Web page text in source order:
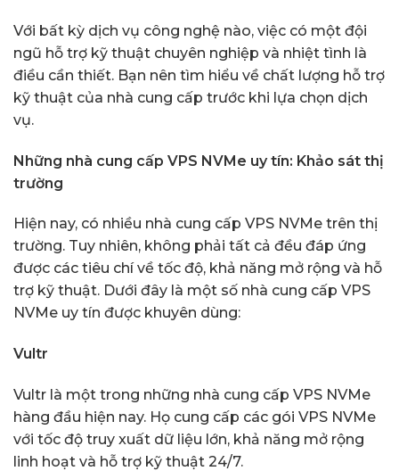
Với bất kỳ dịch vụ công nghệ nào, việc có một đội
ngũ hỗ trợ kỹ thuật chuyên nghiệp và nhiệt tình là
điều cần thiết. Bạn nên tìm hiểu về chất lượng hỗ trợ
kỹ thuật của nhà cung cấp trước khi lựa chọn dịch
vụ.
Những nhà cung cấp VPS NVMe uy tín: Khảo sát thị
trường
Hiện nay, có nhiều nhà cung cấp VPS NVMe trên thị
trường. Tuy nhiên, không phải tất cả đều đáp ứng
được các tiêu chí về tốc độ, khả năng mở rộng và hỗ
trợ kỹ thuật. Dưới đây là một số nhà cung cấp VPS
NVMe uy tín được khuyên dùng:
Vultr
Vultr là một trong những nhà cung cấp VPS NVMe
hàng đầu hiện nay. Họ cung cấp các gói VPS NVMe
với tốc độ truy xuất dữ liệu lớn, khả năng mở rộng
linh hoạt và hỗ trợ kỹ thuật 24/7.